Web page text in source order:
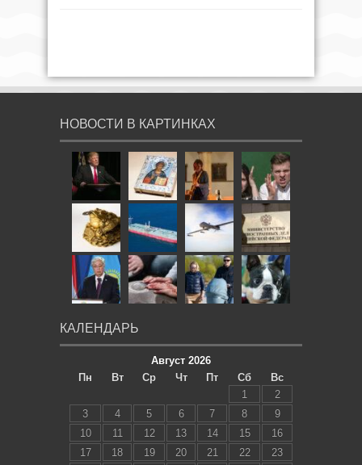
НОВОСТИ В КАРТИНКАХ
КАЛЕНДАРЬ
Август 2026
Пн
Вт Ср Чт Пт Сб
Вс
1
2
3
4 5 6 7 8
9
10
11 12 13 14 15
16
17
18 19 20 21 22
23